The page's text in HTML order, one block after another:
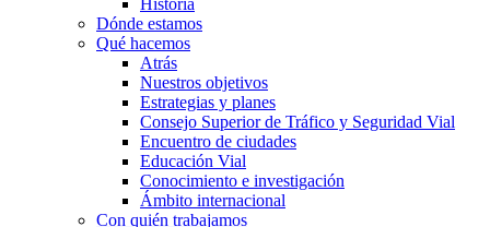
Historia
Dónde estamos
Qué hacemos
Atrás
Nuestros objetivos
Estrategias y planes
Consejo Superior de Tráfico y Seguridad Vial
Encuentro de ciudades
Educación Vial
Conocimiento e investigación
Ámbito internacional
Con quién trabajamos